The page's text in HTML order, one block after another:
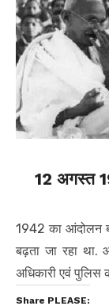
12 अगस्त
1942 का आंदोलन
बढ़ता जा रहा था.
अधिकारी एवं पुलिस
Share PLEASE: